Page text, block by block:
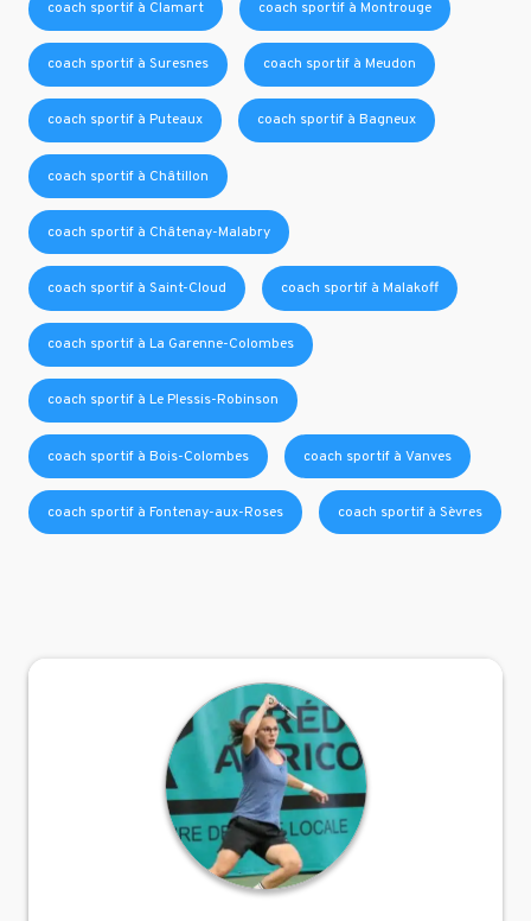
coach sportif à Clamart coach sportif à Montrouge
coach sportif à Suresnes coach sportif à Meudon
coach sportif à Puteaux coach sportif à Bagneux
coach sportif à Châtillon
coach sportif à Châtenay-Malabry
coach sportif à Saint-Cloud coach sportif à Malakoff
coach sportif à La Garenne-Colombes
coach sportif à Le Plessis-Robinson
coach sportif à Bois-Colombes coach sportif à Vanves
coach sportif à Fontenay-aux-Roses coach sportif à Sèvres